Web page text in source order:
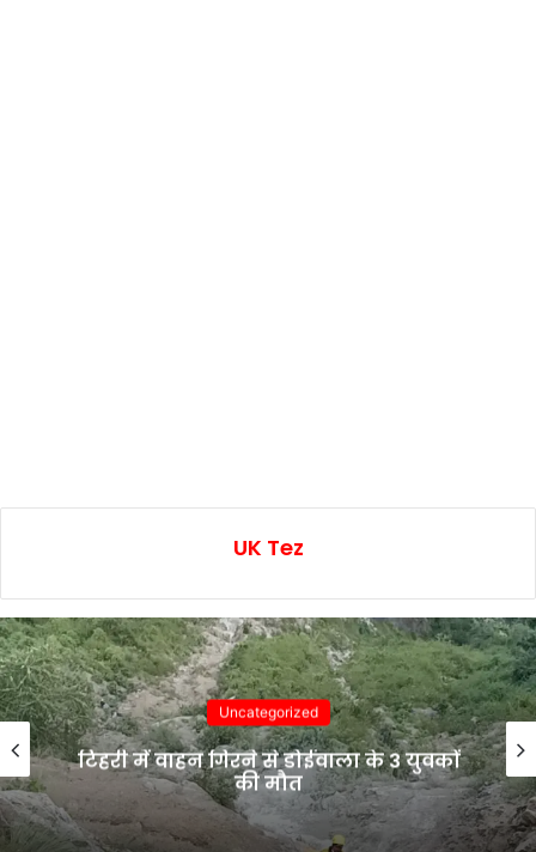
UK Tez
Uncategorized
टिहरी में वाहन गिरने से डोईवाला के 3 युवकों
की मौत